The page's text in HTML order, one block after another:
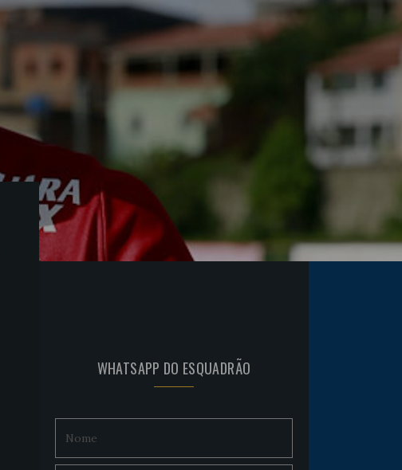
WHATSAPP DO ESQUADRÃO